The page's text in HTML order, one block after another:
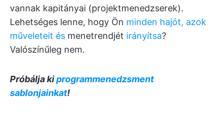
vannak kapitányai (projektmenedzserek).
Lehetséges lenne, hogy Ön minden hajót, azok
műveleteit és menetrendjét irányítsa?
Valószínűleg nem.
Próbálja kiprogrammenedzsment
sablonjainkat!